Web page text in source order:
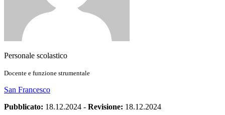
Personale scolastico
Docente e funzione strumentale
San Francesco
Pubblicato: 18.12.2024 - Revisione: 18.12.2024